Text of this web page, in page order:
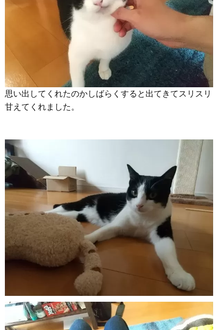
思い出してくれたのかしばらくすると出てきてスリスリ
甘えてくれました。